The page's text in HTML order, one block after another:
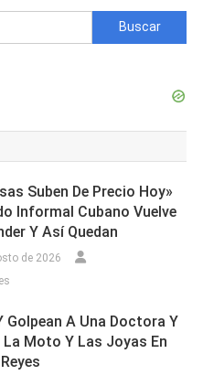
Buscar:
Suben De Precio Hoy»
Informal Cubano Vuelve
Y Así Quedan
de 2026
Golpean A Una Doctora Y
La Moto Y Las Joyas En